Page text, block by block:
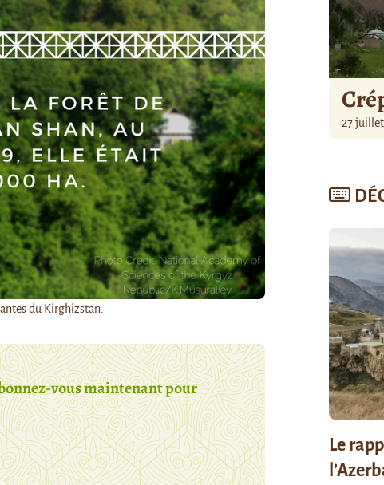
du Kirghizstan.
vous maintenant pour
27
Le